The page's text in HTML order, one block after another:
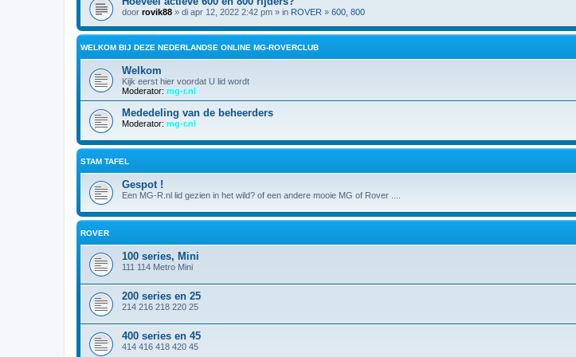
door rovik88 » di apr 12, 2022 2:42 pm » in ROVER » 600, 800
WELKOM BIJ DEZE NEDERLANDSE ONLINE MG-ROVERCLUB
Welkom
Kijk eerst hier voordat U lid wordt
Moderator: mg-r.nl
Mededeling van de beheerders
Moderator: mg-r.nl
STAM TAFEL
Gespot !
Een MG-R.nl lid gezien in het wild? of een andere mooie MG of Rover ....
ROVER
100 series, Mini
111 114 Metro Mini
200 series en 25
214 216 218 220 25
400 series en 45
414 416 418 420 45